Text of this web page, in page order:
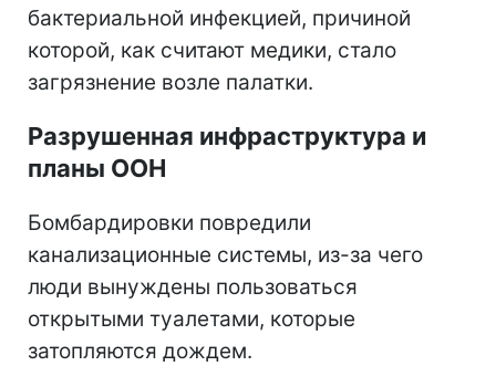
бактериальной инфекцией, причиной
которой, как считают медики, стало
загрязнение возле палатки.
Разрушенная инфраструктура и
планы ООН
Бомбардировки повредили
канализационные системы, из-за чего
люди вынуждены пользоваться
открытыми туалетами, которые
затопляются дождем.